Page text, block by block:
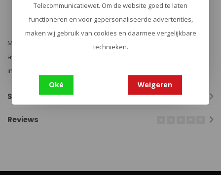
Waterdicht en duurzaam
Eenvoudig te monteren op verschillende rails
Met de Konus Fission 3.0 ben je altijd voorbereid op je volgende
avontuur. Upgrade je uitrusting vandaag nog en ervaar het verschil
in precisie en gemak!
Specificaties
Reviews
Telecommunicatiewet. Om de website goed te laten
functioneren en voor gepersonaliseerde advertenties,
maken wij gebruik van cookies en daarmee vergelijkbare
technieken.
Oké Weigeren